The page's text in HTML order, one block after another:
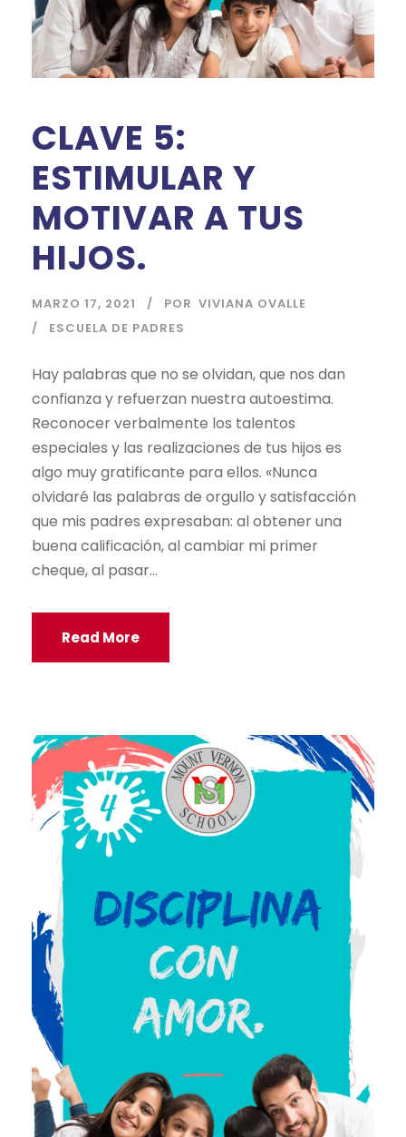
CLAVE 5:
ESTIMULAR Y
MOTIVAR A TUS
HIJOS.
MARZO 17, 2021 POR VIVIANA OVALLE
ESCUELA DE PADRES
Hay palabras que no se olvidan, que nos dan
confianza y refuerzan nuestra autoestima.
Reconocer verbalmente los talentos
especiales y las realizaciones de tus hijos es
algo muy gratificante para ellos. «Nunca
olvidaré las palabras de orgullo y satisfacción
que mis padres expresaban: al obtener una
buena calificación, al cambiar mi primer
cheque, al pasar...
Read More